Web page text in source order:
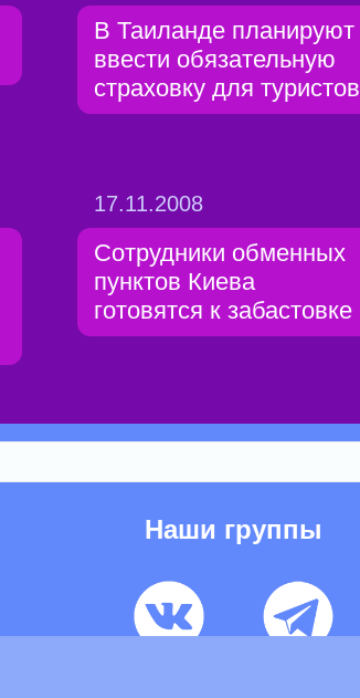
В Таиланде планируют
ввести обязательную
страховку для туристов
17.11.2008
Сотрудники обменных
пунктов Киева
готовятся к забастовке
Наши группы